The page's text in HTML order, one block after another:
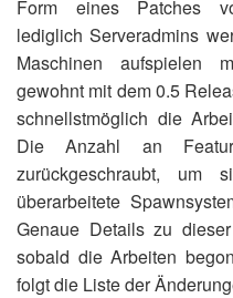
Form eines Patches
lediglich Serveradmins
Maschinen aufspielen
gewohnt mit dem 0.5
schnellstmöglich die
Die Anzahl an
zurückgeschraubt,
überarbeitete
Genaue Details zu
sobald die Arbeiten
folgt die Liste der